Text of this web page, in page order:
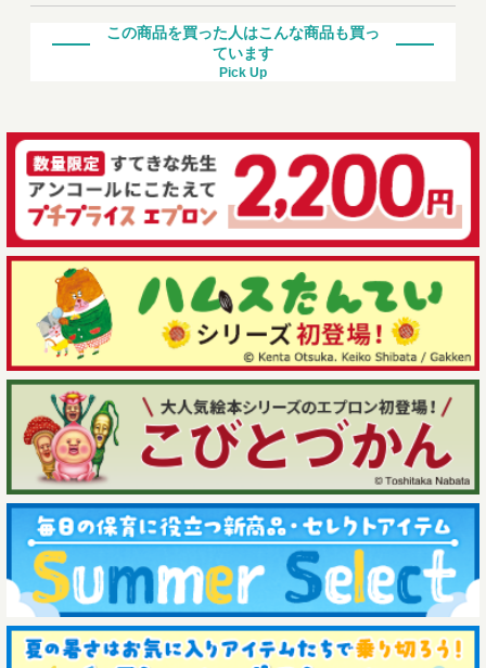
この商品を買った人はこんな商品も買っ
ています
Pick Up